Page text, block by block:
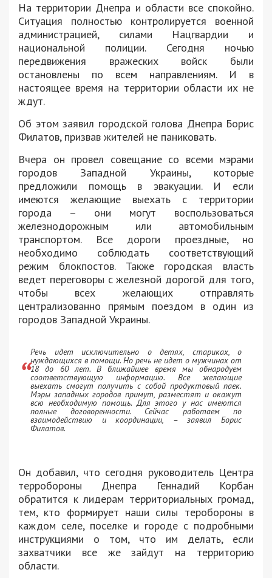
На территории Днепра и области все спокойно.
Ситуация полностью контролируется военной
администрацией, силами Нацгвардии и
национальной полиции. Сегодня ночью
передвижения вражеских войск были
остановлены по всем направлениям. И в
настоящее время на территории области их не
ждут.
Об этом заявил городской голова Днепра Борис
Филатов, призвав жителей не паниковать.
Вчера он провел совещание со всеми мэрами
городов Западной Украины, которые
предложили помощь в эвакуации. И если
имеются желающие выехать с территории
города – они могут воспользоваться
железнодорожным или автомобильным
транспортом. Все дороги проездные, но
необходимо соблюдать соответствующий
режим блокпостов. Также городская власть
ведет переговоры с железной дорогой для того,
чтобы всех желающих отправлять
централизованно прямым поездом в один из
городов Западной Украины.
Речь идет исключительно о детях, стариках, о
нуждающихся в помощи. Но речь не идет о мужчинах от
18 до 60 лет. В ближайшее время мы обнародуем
соответствующую информацию. Все желающие
выехать смогут получить с собой продуктовый паек.
Мэры западных городов примут, разместят и окажут
всю необходимую помощь. Для этого у нас имеются
полные договоренности. Сейчас работаем по
взаимодействию и координации, – заявил Борис
Филатов.
Он добавил, что сегодня руководитель Центра
терробороны Днепра Геннадий Корбан
обратится к лидерам территориальных громад,
тем, кто формирует наши силы теробороны в
каждом селе, поселке и городе с подробными
инструкциями о том, что им делать, если
захватчики все же зайдут на территорию
области.